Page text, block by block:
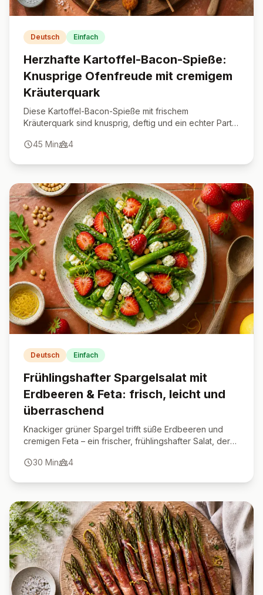
Deutsch Einfach
Herzhafte Kartoffel-Bacon-Spieße:
Knusprige Ofenfreude mit cremigem
Kräuterquark
Diese Kartoffel-Bacon-Spieße mit frischem
Kräuterquark sind knusprig, deftig und ein echter Party-
45 Min 4
Deutsch Einfach
Frühlingshafter Spargelsalat mit
Erdbeeren & Feta: frisch, leicht und
überraschend
Knackiger grüner Spargel trifft süße Erdbeeren und
cremigen Feta – ein frischer, frühlingshafter Salat, der
30 Min 4